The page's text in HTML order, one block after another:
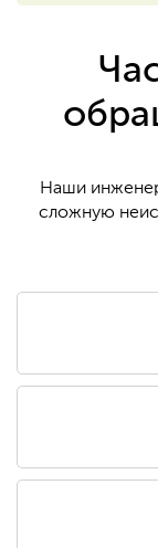
Наши
сложную